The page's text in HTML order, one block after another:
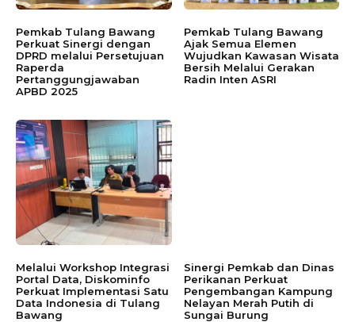
Pemkab Tulang Bawang
Perkuat Sinergi dengan
DPRD melalui Persetujuan
Raperda
Pertanggungjawaban
APBD 2025
Pemkab Tulang Bawang
Ajak Semua Elemen
Wujudkan Kawasan Wisata
Bersih Melalui Gerakan
Radin Inten ASRI
Melalui Workshop Integrasi
Portal Data, Diskominfo
Perkuat Implementasi Satu
Data Indonesia di Tulang
Bawang
Sinergi Pemkab dan Dinas
Perikanan Perkuat
Pengembangan Kampung
Nelayan Merah Putih di
Sungai Burung